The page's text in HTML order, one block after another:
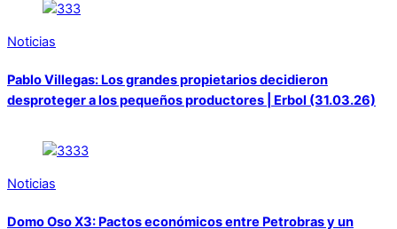
Noticias
Pablo Villegas: Los grandes propietarios decidieron
desproteger a los pequeños productores | Erbol (31.03.26)
Noticias
Domo Oso X3: Pactos económicos entre Petrobras y un